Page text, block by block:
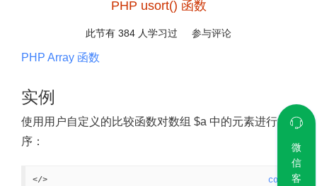
PHP usort() 函数
此节有 384 人学习过 参与评论
PHP Array 函数
实例
使用用户自定义的比较函数对数组 $a 中的元素进行排
序：
</> code
微
信
客